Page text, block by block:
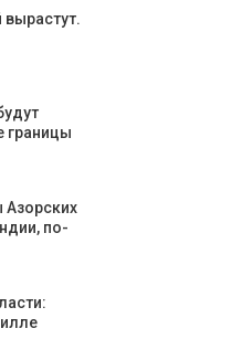
границы
по-